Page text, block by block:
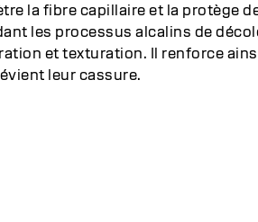
riche et intensif qui
de la fibre capillaire. Chaque
et nourrie en profondeur.